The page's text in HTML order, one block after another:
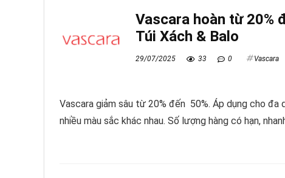
Vascara hoàn từ 20%
Túi Xách & Balo
29/07/2025 33 0 Vascara
Vascara giảm sâu từ 20% đến 50%. Áp dụng cho đa
nhiều màu sắc khác nhau. Số lượng hàng có hạn,